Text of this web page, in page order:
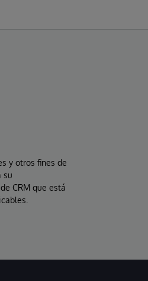
y otros fines de
su
CRM que está